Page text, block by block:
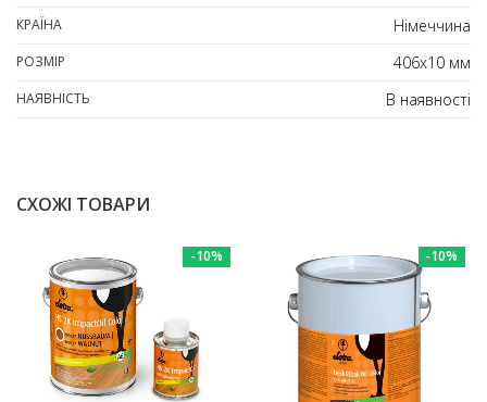
КРАЇНА Німеччина
РОЗМІР 406х10 мм
НАЯВНІСТЬ В наявності
СХОЖІ ТОВАРИ
-10% -10%